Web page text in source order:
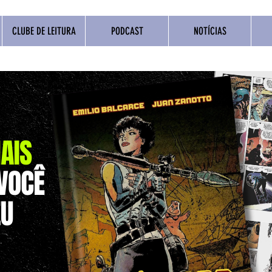
CLUBE DE LEITURA PODCAST NOTÍCIAS